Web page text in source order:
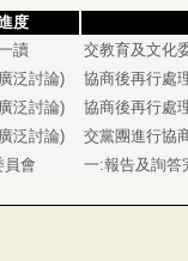
度
讀 交教育及文化
泛討論) 協商後再行處理
泛討論) 協商後再行處理
泛討論) 交黨團進行協商
員會 一:報告及詢答